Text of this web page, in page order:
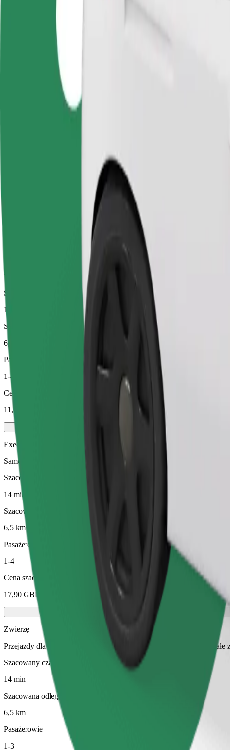
The Fort Shopping Park
Wygoda i komfort w kilku kliknięciach!
Niezawodne przejazdy codziennymi samochodami średniej wielkości.
Szacowany czas podróży
Większe samochody z większą przestrzenią na nogi i bagaż
Szacowany czas podróży
14 min
Szacowana odległość
6,5 km
Pasażerowie
1-4
Cena szacunkowa
11,10 GBP
Executive
Samochody premium średniej wielkości z wysokiej klasy udogodnieniami
Szacowany czas podróży
14 min
Szacowana odległość
6,5 km
Pasażerowie
1-4
Cena szacunkowa
17,90 GBP
Zwierzę
Przejazdy dla Ciebie i Twojego pupila. Psy muszą nosić kaganiec, małe
Szacowany czas podróży
14 min
Szacowana odległość
6,5 km
Pasażerowie
1-3